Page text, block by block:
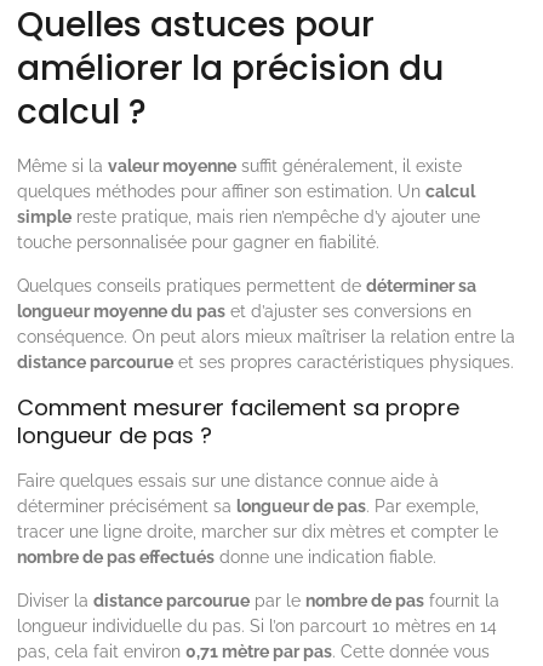
Quelles astuces pour
améliorer la précision du
calcul ?
Même si la valeur moyenne suffit généralement, il existe
quelques méthodes pour affiner son estimation. Un calcul
simple reste pratique, mais rien n’empêche d’y ajouter une
touche personnalisée pour gagner en fiabilité.
Quelques conseils pratiques permettent de déterminer sa
longueur moyenne du pas et d’ajuster ses conversions en
conséquence. On peut alors mieux maîtriser la relation entre la
distance parcourue et ses propres caractéristiques physiques.
Comment mesurer facilement sa propre
longueur de pas ?
Faire quelques essais sur une distance connue aide à
déterminer précisément sa longueur de pas. Par exemple,
tracer une ligne droite, marcher sur dix mètres et compter le
nombre de pas effectués donne une indication fiable.
Diviser la distance parcourue par le nombre de pas fournit la
longueur individuelle du pas. Si l’on parcourt 10 mètres en 14
pas, cela fait environ 0,71 mètre par pas. Cette donnée vous